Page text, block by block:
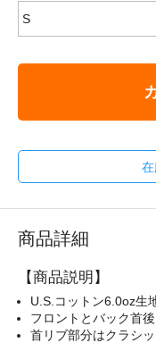
商品詳細
【商品説明】
U.S.コットン6.0oz生
フロントとバック首
首リブ部分はクラシ